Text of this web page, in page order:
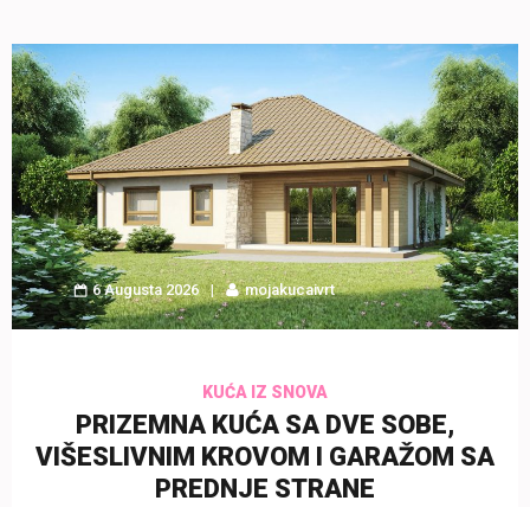
6 Augusta 2026 mojakucaivrt
KUĆA IZ SNOVA
PRIZEMNA KUĆA SA DVE SOBE,
VIŠESLIVNIM KROVOM I GARAŽOM SA
PREDNJE STRANE